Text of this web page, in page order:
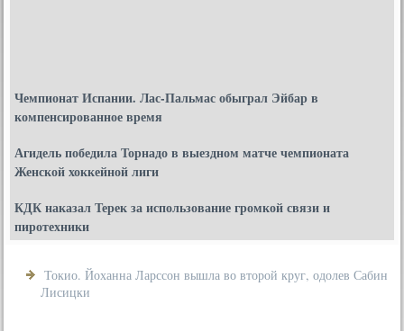
Чемпионат Испании. Лас-Пальмас обыграл Эйбар в
компенсированное время
Агидель победила Торнадо в выездном матче чемпионата
Женской хоккейной лиги
КДК наказал Терек за использование громкой связи и
пиротехники
Токио. Йоханна Ларссон вышла во второй круг, одолев Сабин
Лисицки